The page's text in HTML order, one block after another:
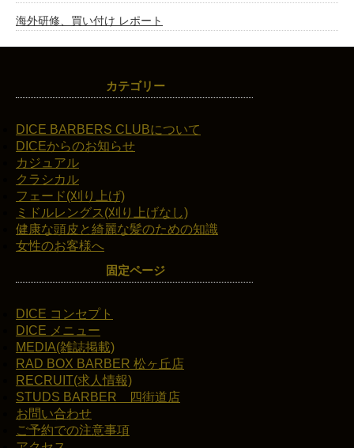
海外研修、買い付け レポート
カテゴリー
DICE BARBERS CLUBについて
DICEからのお知らせ
カジュアル
クラシカル
フェード(刈り上げ)
ミドルレングス(刈り上げなし)
健康な頭皮と綺麗な髪のための知識
女性のお客様へ
固定ページ
DICE コンセプト
DICE メニュー
MEDIA(雑誌掲載)
RAD BOX BARBER 松ヶ丘店
RECRUIT(求人情報)
STUDS BARBER 四街道店
お問い合わせ
ご予約での注意事項